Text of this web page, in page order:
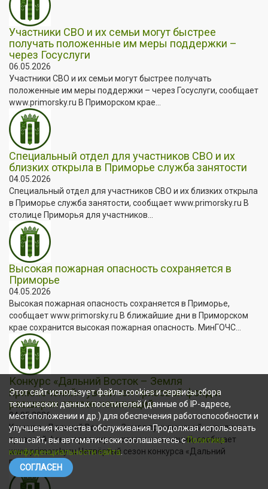
Участники СВО и их семьи могут быстрее
получать положенные им меры поддержки –
через Госуслуги
06.05.2026
Участники СВО и их семьи могут быстрее получать
положенные им меры поддержки – через Госуслуги, сообщает
www.primorsky.ru В Приморском крае...
Специальный отдел для участников СВО и их
близких открыла в Приморье служба занятости
04.05.2026
Специальный отдел для участников СВО и их близких открыла
в Приморье служба занятости, сообщает www.primorsky.ru В
столице Приморья для участников...
Высокая пожарная опасность сохраняется в
Приморье
04.05.2026
Высокая пожарная опасность сохраняется в Приморье,
сообщает www.primorsky.ru В ближайшие дни в Приморском
крае сохранится высокая пожарная опасность. МинГОЧС...
Конкурс «Дальний Восток – Земля
приключений»: увеличен призовой фонд и
расширен список номинаций
04.05.2026
Конкурс «Дальний Восток – Земля приключений»: увеличен
призовой фонд и расширен список номинаций, сообщает
www.primorsky.ru Четвёртый сезон конкурса «Дальний
Восток...
Этот сайт использует файлы cookies и сервисы сбора
технических данных посетителей (данные об IP-адресе,
местоположении и др.) для обеспечения работоспособности и
улучшения качества обслуживания.Продолжая использовать
наш сайт, вы автоматически соглашаетесь сПолитика
конфиденциальности сайта
СОГЛАСЕН